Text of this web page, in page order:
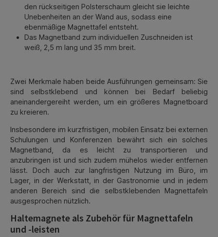
den rückseitigen Polsterschaum gleicht sie leichte
Unebenheiten an der Wand aus, sodass eine
ebenmäßige Magnettafel entsteht.
Das Magnetband zum individuellen Zuschneiden ist
weiß, 2,5 m lang und 35 mm breit.
Zwei Merkmale haben beide Ausführungen gemeinsam: Sie
sind selbstklebend und können bei Bedarf beliebig
aneinandergereiht werden, um ein größeres Magnetboard
zu kreieren.
Insbesondere im kurzfristigen, mobilen Einsatz bei externen
Schulungen und Konferenzen bewährt sich ein solches
Magnetband, da es leicht zu transportieren und
anzubringen ist und sich zudem mühelos wieder entfernen
lässt. Doch auch zur langfristigen Nutzung im Büro, im
Lager, in der Werkstatt, in der Gastronomie und in jedem
anderen Bereich sind die selbstklebenden Magnettafeln
ausgesprochen nützlich.
Haltemagnete als Zubehör für Magnettafeln
und -leisten